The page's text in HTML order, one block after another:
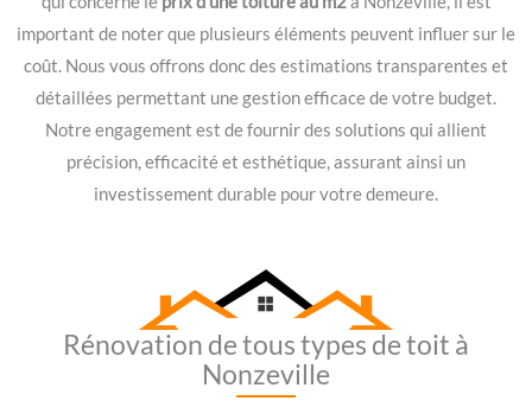
important de noter que plusieurs éléments peuvent influer sur le
coût. Nous vous offrons donc des estimations transparentes et
détaillées permettant une gestion efficace de votre budget.
Notre engagement est de fournir des solutions qui allient
précision, efficacité et esthétique, assurant ainsi un
investissement durable pour votre demeure.
Rénovation de tous types de toit à
Nonzeville